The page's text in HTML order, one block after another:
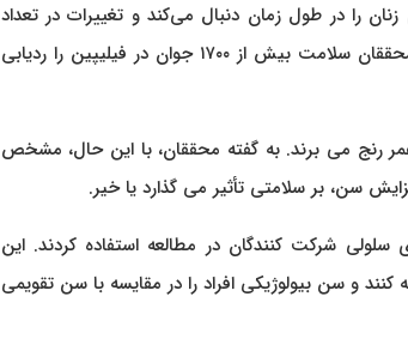
را در طول زمان دنبال می‌کند و تغییرات در تعداد
بارداری هر زن را به تغییرات در سن بیولوژیکی او مرتبط می‌کند.» برای این مطالعه، محققان سلامت بیش از ۱۷۰۰ جوان در فیلیپین را ردیابی
رنج می برند. به گفته محققان، با این حال، مشخص
سن، بر سلامتی تأثیر می گذارد یا خیر.
شرکت کنندگان در مطالعه استفاده کردند. این
و سن بیولوژیکی افراد را در مقایسه با سن تقویمی